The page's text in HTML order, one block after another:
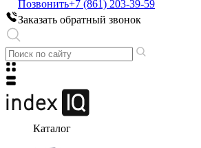
Позвонить+7 (861) 203-39-59
Заказать обратный звонок
Каталог